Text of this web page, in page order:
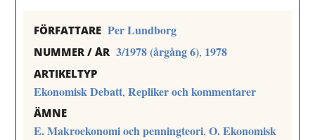
FÖRFATTARE Per Lundborg
NUMMER / ÅR 3/1978 (årgång 6), 1978
ARTIKELTYP
Ekonomisk Debatt,Repliker och kommentarer
ÄMNE
E. Makroekonomi och penningteori,O. Ekonomisk